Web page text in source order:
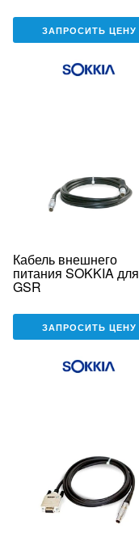
ЗАПРОСИТЬ ЦЕНУ
Кабель внешнего
питания SOKKIA для
GSR
ЗАПРОСИТЬ ЦЕНУ